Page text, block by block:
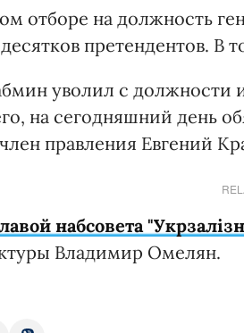
отборе на должность
претендентов. В
уволил с должности
на сегодняшний день
правления Евгений
набсовета
Владимир Омелян.